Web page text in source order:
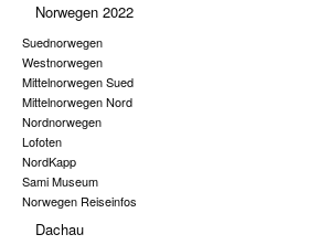
Norwegen 2022
Suednorwegen
Westnorwegen
Mittelnorwegen Sued
Mittelnorwegen Nord
Nordnorwegen
Lofoten
NordKapp
Sami Museum
Norwegen Reiseinfos
Dachau